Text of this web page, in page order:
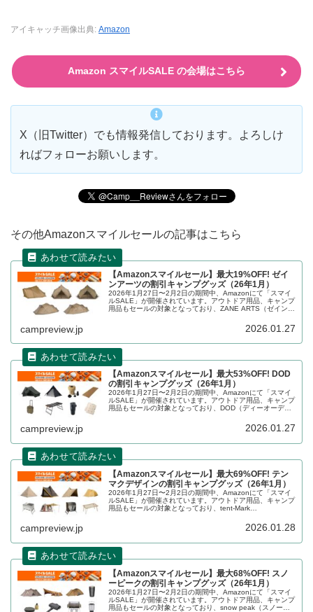
アイキャッチ画像出典: Amazon
Amazon スマイルSALE の会場はこちら
X（旧Twitter）でも情報発信しております。よろしけ
ればフォローお願いします。
その他Amazonスマイルセールの記事はこちら
【Amazonスマイルセール】最大19%OFF! ゼイ
ンアーツの割引キャンプグッズ（26年1月）
2026年1月27日〜2月2日の期間中、Amazonにて「スマイ
ルSALE」が開催されています。アウトドア用品、キャンプ
用品もセールの対象となっており、ZANE ARTS（ゼインア
campreview.jp 2026.01.27
【Amazonスマイルセール】最大53%OFF! DOD
の割引キャンプグッズ（26年1月）
2026年1月27日〜2月2日の期間中、Amazonにて「スマイ
ルSALE」が開催されています。アウトドア用品、キャンプ
用品もセールの対象となっており、DOD（ディーオーディ
campreview.jp 2026.01.27
【Amazonスマイルセール】最大69%OFF! テン
マクデザインの割引キャンプグッズ（26年1月）
2026年1月27日〜2月2日の期間中、Amazonにて「スマイ
ルSALE」が開催されています。アウトドア用品、キャンプ
用品もセールの対象となっており、tent-Mark
campreview.jp 2026.01.28
【Amazonスマイルセール】最大68%OFF! スノ
ーピークの割引キャンプグッズ（26年1月）
2026年1月27日〜2月2日の期間中、Amazonにて「スマイ
ルSALE」が開催されています。アウトドア用品、キャンプ
用品もセールの対象となっており、snow peak（スノーピ